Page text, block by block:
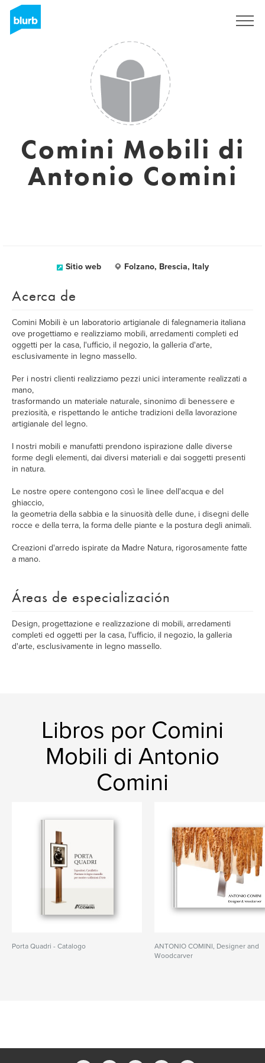
Comini Mobili di
Antonio Comini
Sitio web Folzano, Brescia, Italy
Acerca de
Comini Mobili è un laboratorio artigianale di falegnameria italiana
ove progettiamo e realizziamo mobili, arredamenti completi ed
oggetti per la casa, l'ufficio, il negozio, la galleria d'arte,
esclusivamente in legno massello.
Per i nostri clienti realizziamo pezzi unici interamente realizzati a
mano,
trasformando un materiale naturale, sinonimo di benessere e
preziosità, e rispettando le antiche tradizioni della lavorazione
artigianale del legno.
I nostri mobili e manufatti prendono ispirazione dalle diverse
forme degli elementi, dai diversi materiali e dai soggetti presenti
in natura.
Le nostre opere contengono così le linee dell'acqua e del
ghiaccio,
la geometria della sabbia e la sinuosità delle dune, i disegni delle
rocce e della terra, la forma delle piante e la postura degli animali.
Creazioni d'arredo ispirate da Madre Natura, rigorosamente fatte
a mano.
Áreas de especialización
Design, progettazione e realizzazione di mobili, arredamenti
completi ed oggetti per la casa, l'ufficio, il negozio, la galleria
d'arte, esclusivamente in legno massello.
Libros por Comini
Mobili di Antonio
Comini
Porta Quadri - Catalogo
ANTONIO COMINI, Designer and
Woodcarver